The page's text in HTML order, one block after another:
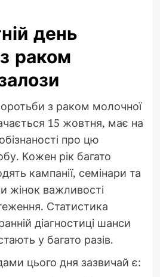
день
раком
з раком молочної
15 жовтня, має на
про цю
Кожен рік багато
кампанії, семінари та
жінок важливості
Статистика
діагностиці шанси
у багато разів.
цього дня зазвичай є: